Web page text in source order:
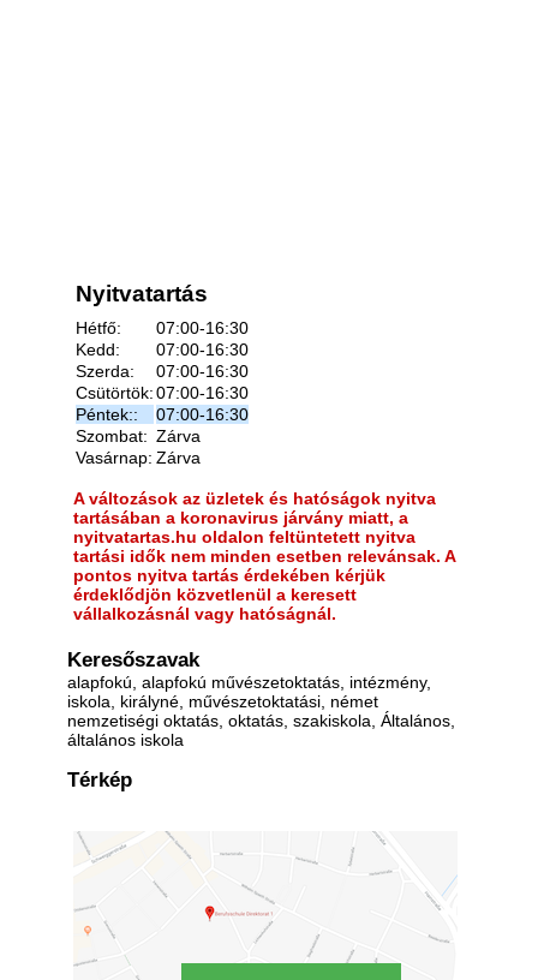
Nyitvatartás
Hétfő:
07:00-16:30
Kedd:
07:00-16:30
Szerda:
07:00-16:30
Csütörtök:07:00-16:30
Péntek::
07:00-16:30
Szombat: Zárva
Vasárnap: Zárva
A változások az üzletek és hatóságok nyitva
tartásában a koronavirus járvány miatt, a
nyitvatartas.hu oldalon feltüntetett nyitva
tartási idők nem minden esetben relevánsak. A
pontos nyitva tartás érdekében kérjük
érdeklődjön közvetlenül a keresett
vállalkozásnál vagy hatóságnál.
Keresőszavak
alapfokú, alapfokú művészetoktatás, intézmény,
iskola, királyné, művészetoktatási, német
nemzetiségi oktatás, oktatás, szakiskola, Általános,
általános iskola
Térkép